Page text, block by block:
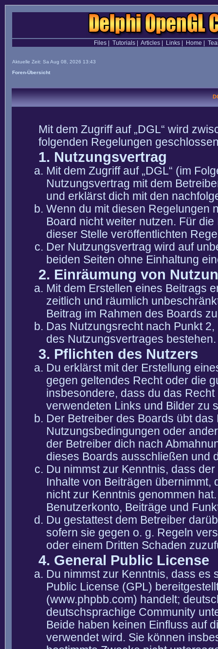
Files| Tutorials| Articles| Links| Home
Aktuelle Zeit: Sa Aug 08, 2026 13:43
Foren-Übersicht
Mit dem Zugriff auf „DGL“ wird
folgenden Regelungen
1. Nutzungsvertrag
Mit dem Zugriff auf „DGL“ (im
Nutzungsvertrag mit dem
und erklärst dich mit den
Wenn du mit diesen Regelungen
Board nicht weiter nutzen. Für
dieser Stelle veröffentlichten
Der Nutzungsvertrag wird auf
beiden Seiten ohne Einhaltung
2. Einräumung von
Mit dem Erstellen eines Beitrags
zeitlich und räumlich
Beitrag im Rahmen des Boards
Das Nutzungsrecht nach Punkt
des Nutzungsvertrages bestehen.
3. Pflichten des Nutzers
Du erklärst mit der Erstellung
gegen geltendes Recht oder die
insbesondere, dass du das
verwendeten Links und Bilder zu
Der Betreiber des Boards übt
Nutzungsbedingungen oder
der Betreiber dich nach
dieses Boards ausschließen und
Du nimmst zur Kenntnis, dass
Inhalte von Beiträgen übernimmt,
nicht zur Kenntnis genommen
Benutzerkonto, Beiträge und
Du gestattest dem Betreiber
sofern sie gegen o. g. Regeln
oder einem Dritten Schaden
4. General Public License
Du nimmst zur Kenntnis, dass es
Public License (GPL)
(www.phpbb.com) handelt;
deutschsprachige Community
Beide haben keinen Einfluss auf
verwendet wird. Sie können